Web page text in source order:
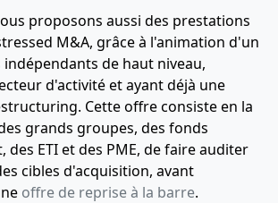
proposons aussi des prestations
M&A, grâce à l'animation d'un
de haut niveau,
d'activité et ayant déjà une
Cette offre consiste en la
grands groupes, des fonds
des ETI et des PME, de faire auditer
cibles d'acquisition, avant
offre de reprise à la barre.